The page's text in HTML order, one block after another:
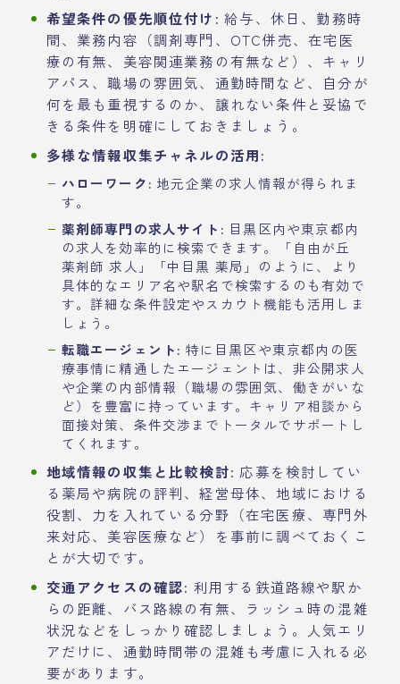
希望条件の優先順位付け: 給与、休日、勤務時
間、業務内容（調剤専門、OTC併売、在宅医
療の有無、美容関連業務の有無など）、キャリ
アパス、職場の雰囲気、通勤時間など、自分が
何を最も重視するのか、譲れない条件と妥協で
きる条件を明確にしておきましょう。
多様な情報収集チャネルの活用:
ハローワーク: 地元企業の求人情報が得られま
す。
薬剤師専門の求人サイト: 目黒区内や東京都内
の求人を効率的に検索できます。「自由が丘
薬剤師 求人」「中目黒 薬局」のように、より
具体的なエリア名や駅名で検索するのも有効で
す。詳細な条件設定やスカウト機能も活用しま
しょう。
転職エージェント: 特に目黒区や東京都内の医
療事情に精通したエージェントは、非公開求人
や企業の内部情報（職場の雰囲気、働きがいな
ど）を豊富に持っています。キャリア相談から
面接対策、条件交渉までトータルでサポートし
てくれます。
地域情報の収集と比較検討: 応募を検討してい
る薬局や病院の評判、経営母体、地域における
役割、力を入れている分野（在宅医療、専門外
来対応、美容医療など）を事前に調べておくこ
とが大切です。
交通アクセスの確認: 利用する鉄道路線や駅か
らの距離、バス路線の有無、ラッシュ時の混雑
状況などをしっかり確認しましょう。人気エリ
アだけに、通勤時間帯の混雑も考慮に入れる必
要があります。